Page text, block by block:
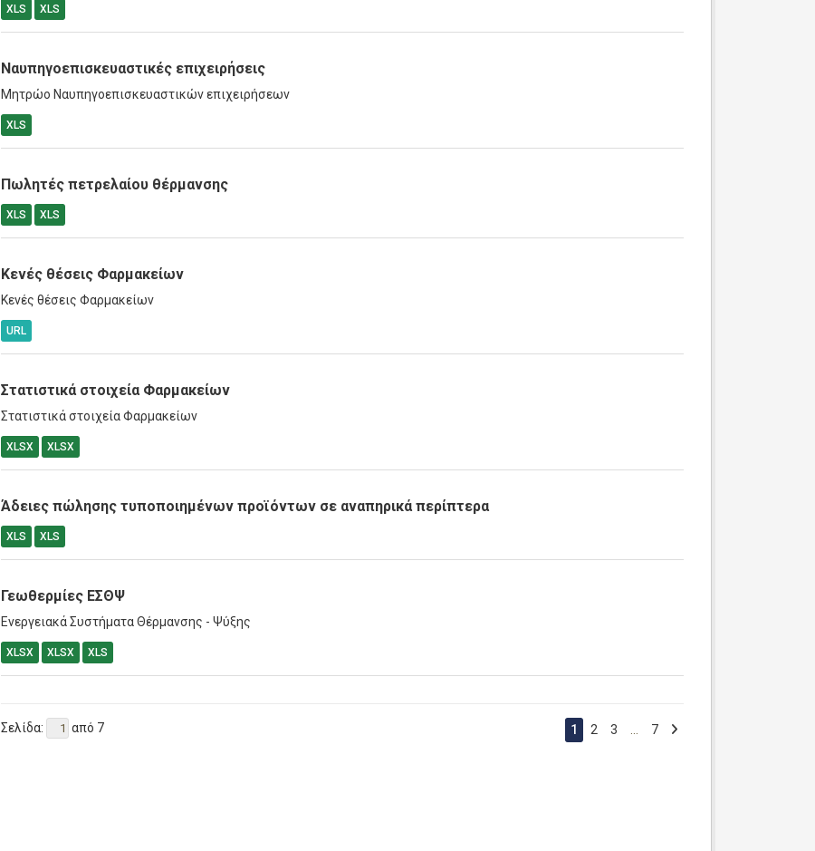
XLS XLS
Ναυπηγοεπισκευαστικές επιχειρήσεις
Μητρώο Ναυπηγοεπισκευαστικών επιχειρήσεων
XLS
Πωλητές πετρελαίου θέρμανσης
XLS XLS
Κενές θέσεις Φαρμακείων
Κενές θέσεις Φαρμακείων
URL
Στατιστικά στοιχεία Φαρμακείων
Στατιστικά στοιχεία Φαρμακείων
XLSX XLSX
Άδειες πώλησης τυποποιημένων προϊόντων σε αναπηρικά περίπτερα
XLS XLS
Γεωθερμίες ΕΣΘΨ
Ενεργειακά Συστήματα Θέρμανσης - Ψύξης
XLSX XLSX XLS
Σελίδα: από 7 1 2 3 7